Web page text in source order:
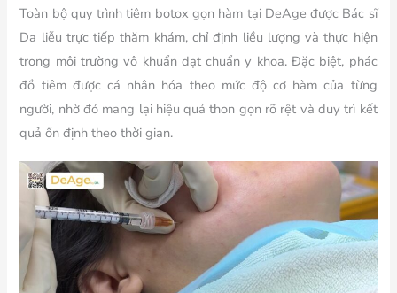
Toàn bộ quy trình tiêm botox gọn hàm tại DeAge được Bác sĩ
Da liễu trực tiếp thăm khám, chỉ định liều lượng và thực hiện
trong môi trường vô khuẩn đạt chuẩn y khoa. Đặc biệt, phác
đồ tiêm được cá nhân hóa theo mức độ cơ hàm của từng
người, nhờ đó mang lại hiệu quả thon gọn rõ rệt và duy trì kết
quả ổn định theo thời gian.